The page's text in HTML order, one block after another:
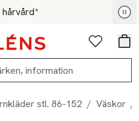
hårvård*
- Shoppa nu
Favoriter
stl. 86-152 / Väskor /